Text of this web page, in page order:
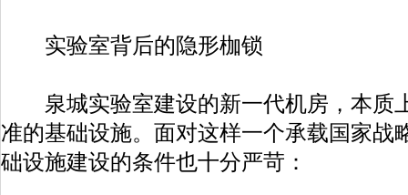
实验室背后的隐形枷锁
泉城实验室建设的新一代机房，本质
准的基础设施。面对这样一个承载国家战
础设施建设的条件也十分严苛：